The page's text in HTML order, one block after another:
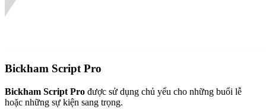
Bickham Script Pro
Bickham Script Pro được sử dụng chủ yếu cho những buổi lễ
hoặc những sự kiện sang trọng.